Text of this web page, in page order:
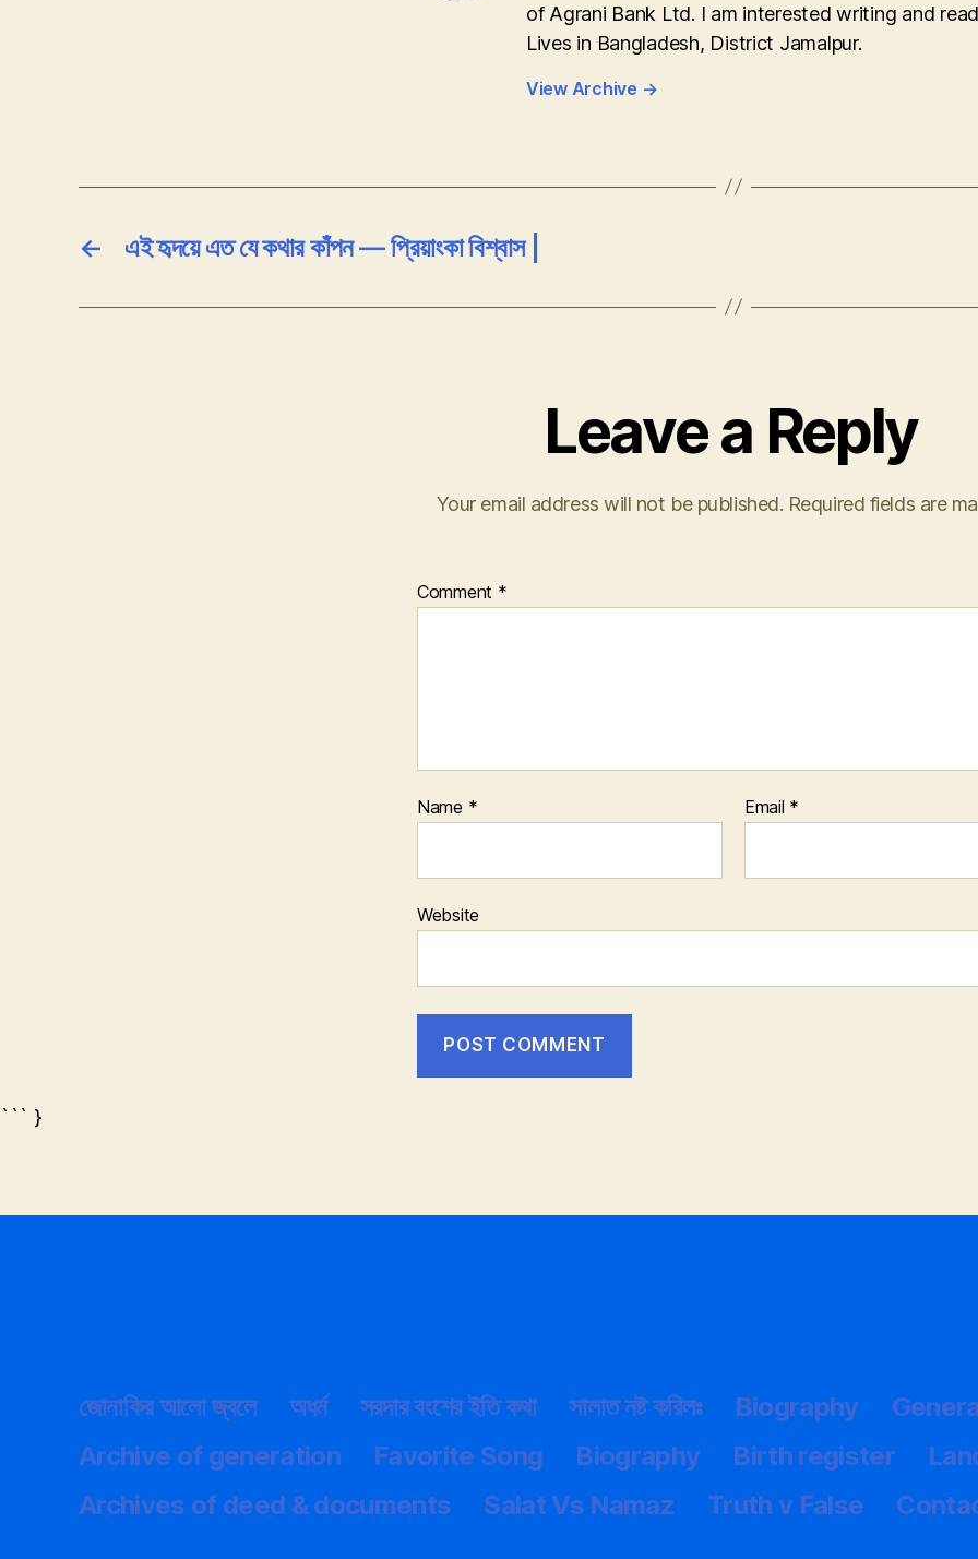
of Agrani Bank Ltd. I am interested writing and
Lives in Bangladesh, District Jamalpur.
View Archive →
← এই হৃদয়ে এত যে কথার কাঁপন — প্রিয়াংকা বিশ্বাস |
Leave a Reply
Your email address will not be published. Required fields are
Comment *
Name * Email *
Website
``` }
জোনাকির আলো জ্বলে অধর্ম সরদার বংশের ইতি কথা সালাত নষ্ট করিলঃ Biography
Archive of generation
Favorite Song Biography Birth register
Archives of deed & documents
Salat Vs Namaz Truth v False